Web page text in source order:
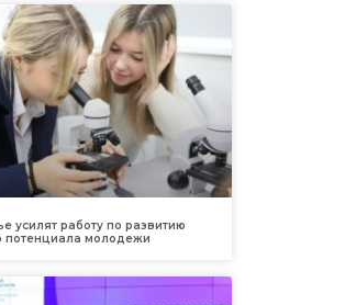
усилят работу по развитию
потенциала молодежи